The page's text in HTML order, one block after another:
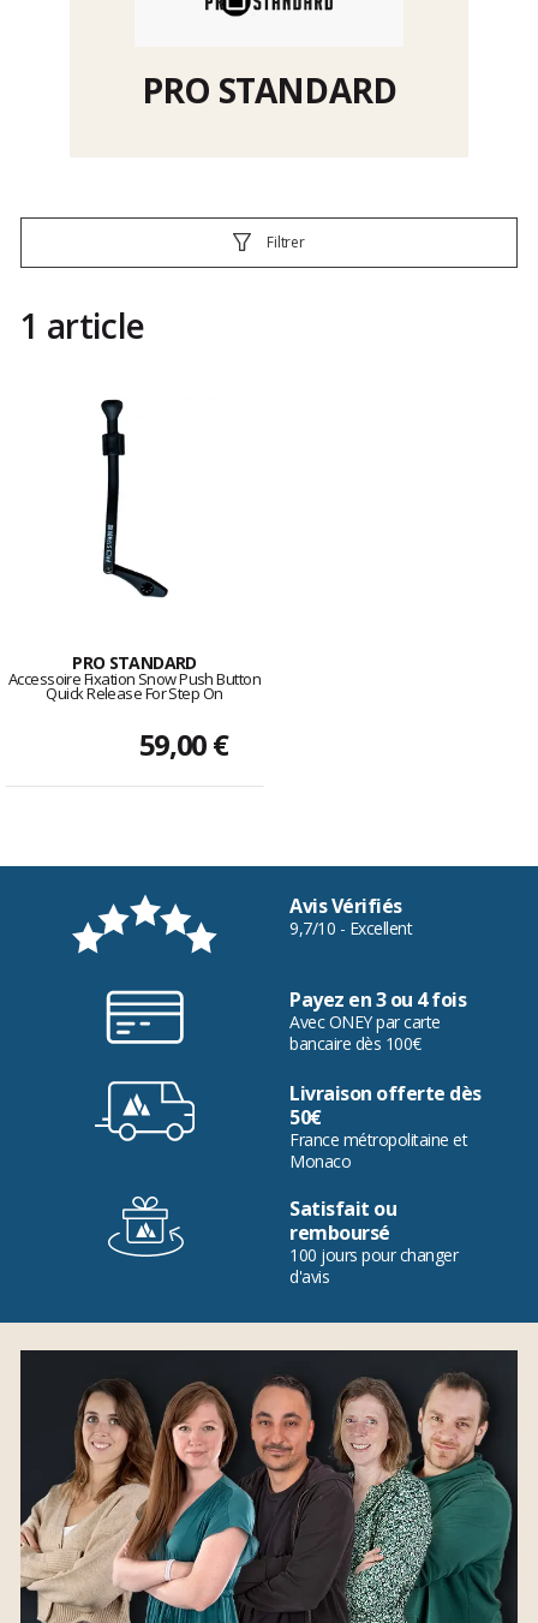
PRO STANDARD
Filtrer
1 article
PRO STANDARD
Accessoire Fixation Snow Push Button
Quick Release For Step On
59,00 €
Avis Vérifiés
9,7/10 - Excellent
Payez en 3 ou 4 fois
Avec ONEY par carte
bancaire dès 100€
Livraison offerte dès
50€
France métropolitaine et
Monaco
Satisfait ou
remboursé
100 jours pour changer
d'avis